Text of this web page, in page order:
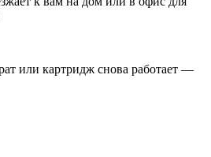
или картридж снова работает —